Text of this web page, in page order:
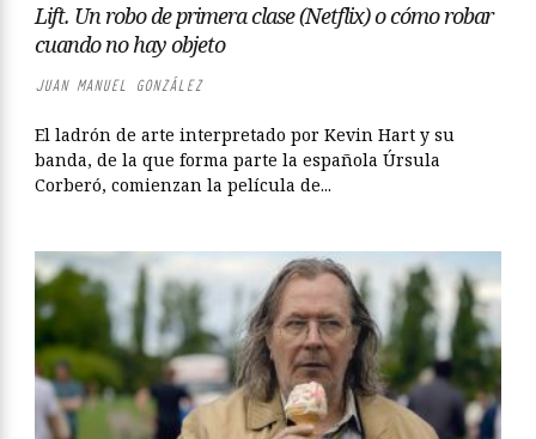
Lift. Un robo de primera clase (Netflix) o cómo robar
cuando no hay objeto
JUAN MANUEL GONZÁLEZ
El ladrón de arte interpretado por Kevin Hart y su
banda, de la que forma parte la española Úrsula
Corberó, comienzan la película de...